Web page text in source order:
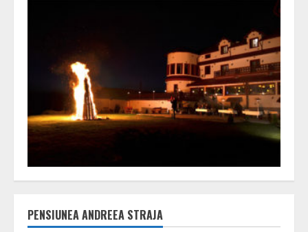
PENSIUNEA ANDREEA STRAJA